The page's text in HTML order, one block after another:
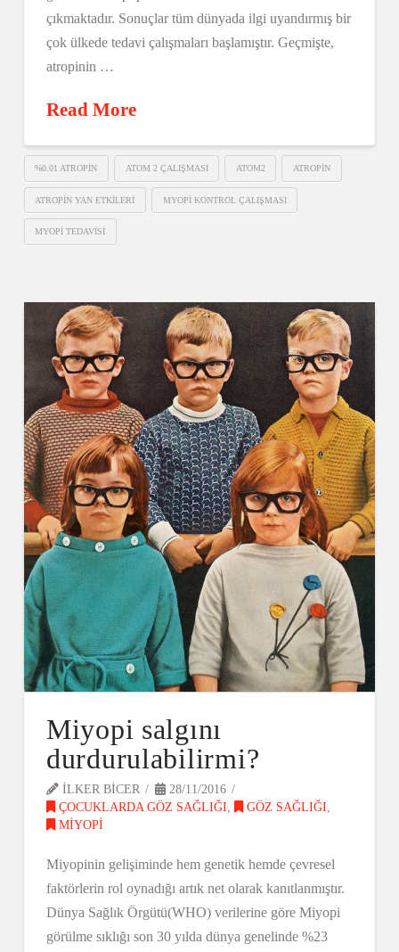
çıkmaktadır. Sonuçlar tüm dünyada ilgi uyandırmış bir
çok ülkede tedavi çalışmaları başlamıştır. Geçmişte,
atropinin …
Read More
%0.01 ATROPIN ATOM 2 ÇALIŞMASI ATOM2 ATROPIN
ATROPIN YAN ETKILERI MYOPI KONTROL ÇALIŞMASI
MYOPI TEDAVISI
Miyopi salgını
durdurulabilirmi?
ILKER BICER
28/11/2016
ÇOCUKLARDA GÖZ SAĞLIĞI, GÖZ SAĞLIĞI,
MIYOPI
Miyopinin gelişiminde hem genetik hemde çevresel
faktörlerin rol oynadığı artık net olarak kanıtlanmıştır.
Dünya Sağlık Örgütü(WHO) verilerine göre Miyopi
görülme sıklığı son 30 yılda dünya genelinde %23